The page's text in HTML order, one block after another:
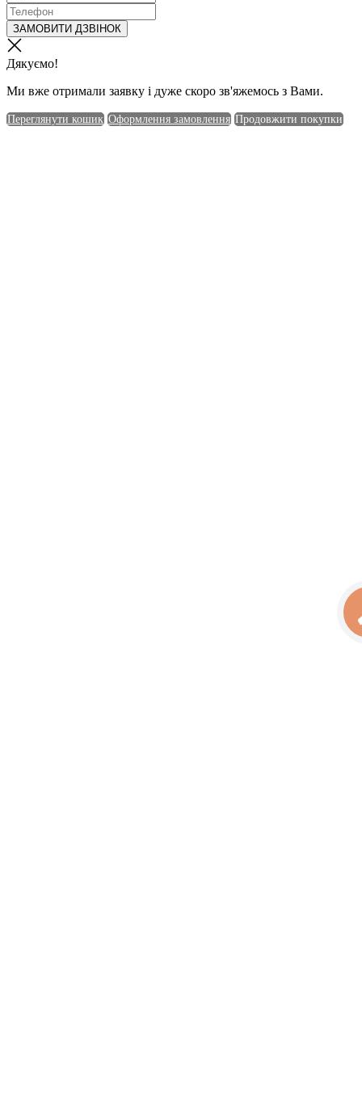
ЗАМОВИТИ ДЗВІНОК
Дякуємо!
Ми вже отримали заявку і дуже скоро зв'яжемось з Вами.
Переглянути кошик Оформлення замовлення Продовжити покупки